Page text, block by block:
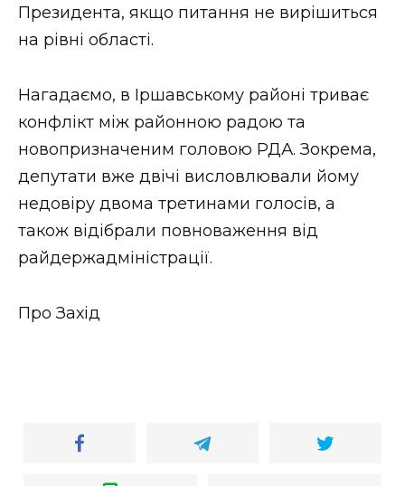
Президента, якщо питання не вирішиться
на рівні області.
Нагадаємо, в Іршавському районі триває
конфлікт між районною радою та
новопризначеним головою РДА. Зокрема,
депутати вже двічі висловлювали йому
недовіру двома третинами голосів, а
також відібрали повноваження від
райдержадміністрації.
Про Захід